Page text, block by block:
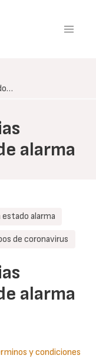
alarma
alarma
alarma
de coronavirus
y condiciones